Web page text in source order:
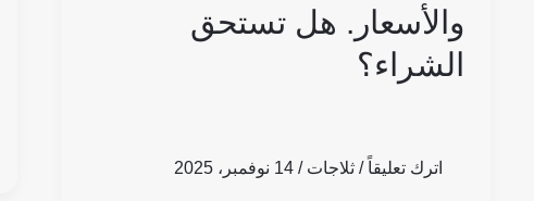
والأسعار. هل تستحق
الشراء؟
اترك تعليقاً /ثلاجات /14 نوفمبر، 2025